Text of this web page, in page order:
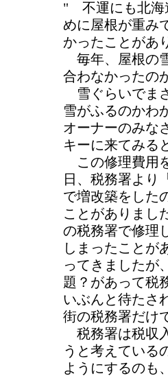
" 不運にも北海
めに屋根が重み
かったことがあ
毎年、屋根の
合わなかった
雪ぐらいでま
雪がふるのかわ
オーナーのみな
キーに来てみる
この修理費用
日、税務署より
で増改築をした
ことがありまし
の税務署で修理
しまったことが
ってきましたが
題？があって税
いぶんと待たさ
街の税務署だけ
税務署は税収
うと考えている
ようにするのも